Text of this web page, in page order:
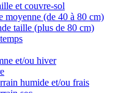
et couvre-sol
moyenne (de 40 à 80 cm)
taille (plus de 80 cm)
et/ou hiver
humide et/ou frais